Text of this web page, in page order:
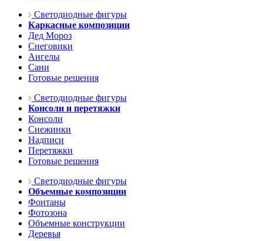
Светодиодные фигуры
Каркасные композиции
Дед Мороз
Снеговики
Ангелы
Сани
Готовые решения
Светодиодные фигуры
Консоли и перетяжки
Консоли
Снежинки
Надписи
Перетяжки
Готовые решения
Светодиодные фигуры
Объемные композиции
Фонтаны
Фотозона
Объемные конструкции
Деревья